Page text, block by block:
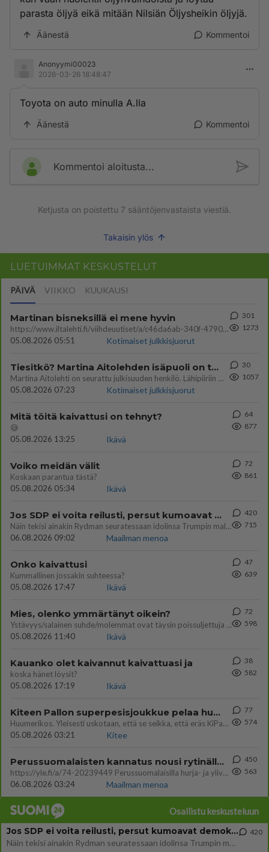
parasta öljyä eikä mitään Nilsiän Öljysheikin öljyjä.
Äänestä Kommentoi
Anonyymi00023
2026-03-26 18:48:47
Toyota on auto minulla A.lla
Äänestä Kommentoi
Kommentoi aloitusta...
Ketjusta on poistettu 7 sääntöjenvastaista viestiä.
Takaisin ylös
LUETUIMMAT KESKUSTELUT
PÄIVÄ VIIKKO KUUKAUSI
Martinan bisneksillä ei mene hyvin
https://www.iltalehti.fi/viihdeuutiset/a/c46da6ab-340f-4790-aaa7-0865eed2336 Yrityksen konkurssihakemus on tullut kärä
05.08.2026 05:51
Kotimaiset julkkisjuorut
301
1273
Tiesitkö? Martina Aitolehden isäpuoli on tämä suosittu laulaja
Martina Aitolehti on seurattu julkisuuden henkilö. Lähipiiriin mahtuu muitakin tunnettuja henkilöitä. Tiesitkö, että Ma
05.08.2026 07:23
Kotimaiset julkkisjuorut
30
1057
Mitä töitä kaivattusi on tehnyt?
😅
05.08.2026 13:25
Ikävä
64
877
Voiko meidän välit
Koskaan parantua tästä?
05.08.2026 05:34
Ikävä
72
861
Jos SDP ei voita reilusti, persut kumoavat demokratian Suomesta
Näin tekisi ainakin Rydman seuratessaan idolinsa Trumpin mallia https://www.is.fi/politiikka/art-2000012187244.html
06.08.2026 09:02
Maailman menoa
420
715
Onko kaivattusi
Kummallinen jossakin suhteessa?
05.08.2026 17:47
Ikävä
47
639
Mies, olenko ymmärtänyt oikein?
Ystävyys/salainen suhde/molemmat ovat täysin poissuljettuja asioita? Nainen
05.08.2026 11:40
Ikävä
72
598
Kauanko olet kaivannut kaivattuasi ja
koska hänet löysit?
05.08.2026 17:19
Ikävä
38
582
Kiteen Pallon superpesisjoukkue pelaa huumeiden vaikutuksen alaisena
Huumerikos. Yleisesti uskotaan, että se seikka, että eräs KiPan pelaaja kärähtää huumeista, on vain jäävuoren huippu. M
05.08.2026 03:21
Kitee
77
574
Perussuomalaisten kannatus nousi rytinällä Ylen tänään julkaisemassa tuoreimmassa gallup-kyselyssä.
https://yle.fi/a/74-20239449 Perussuomalaisilla hurja- ja ylivoimaisesti suurin nousu tässä uudessa Ylen gallupissa. Kyl
06.08.2026 03:24
Maailman menoa
450
563
Osallistu keskusteluun
Jos SDP ei voita reilusti, persut kumoavat demokratian Suomesta
Näin tekisi ainakin Rydman seuratessaan idolinsa Trumpin mallia https://www.is.fi/politiikka/art-2000012187244.html
420